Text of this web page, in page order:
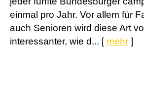
einmal pro Jahr. Vor allem für
auch Senioren wird diese Art
interessanter, wie d... [ mehr ]